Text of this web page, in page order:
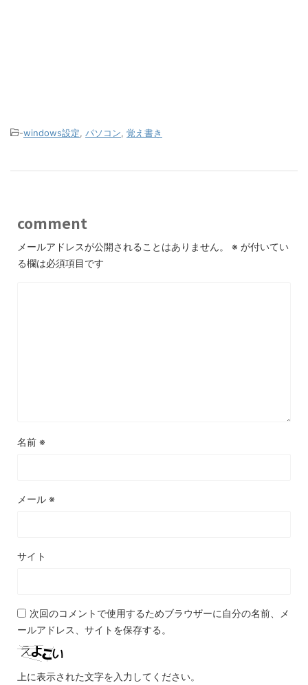
-windows設定 パソコン 覚え書き
comment
メールアドレスが公開されることはありません。 ※ が付いてい
る欄は必須項目です
名前 ※
メール ※
サイト
次回のコメントで使用するためブラウザーに自分の名前、メ
ールアドレス、サイトを保存する。
上に表示された文字を入力してください。